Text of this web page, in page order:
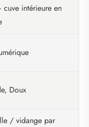
intérieure en
Doux
/ vidange par